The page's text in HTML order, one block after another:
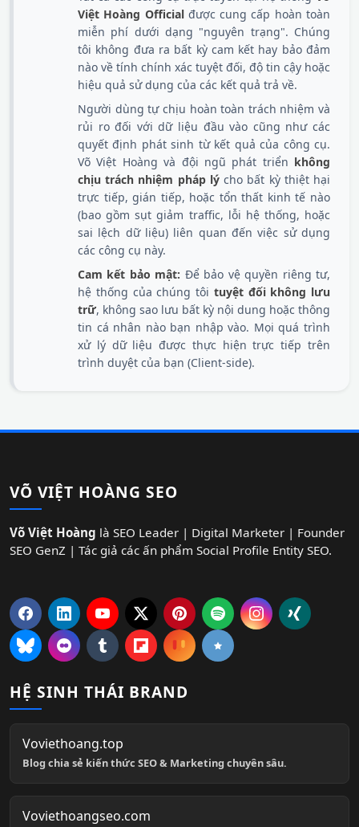
Việt Hoàng Officialđược cung cấp hoàn toàn
miễn phí dưới dạng "nguyên trạng". Chúng
tôi không đưa ra bất kỳ cam kết hay bảo đảm
nào về tính chính xác tuyệt đối, độ tin cậy hoặc
hiệu quả sử dụng của các kết quả trả về.
Người dùng tự chịu hoàn toàn trách nhiệm và
rủi ro đối với dữ liệu đầu vào cũng như các
quyết định phát sinh từ kết quả của công cụ.
Võ Việt Hoàng và đội ngũ phát triển không
chịu trách nhiệm pháp lýcho bất kỳ thiệt hại
trực tiếp, gián tiếp, hoặc tổn thất kinh tế nào
(bao gồm sụt giảm traffic, lỗi hệ thống, hoặc
sai lệch dữ liệu) liên quan đến việc sử dụng
các công cụ này.
Cam kết bảo mật: Để bảo vệ quyền riêng tư,
hệ thống của chúng tôi tuyệt đối không lưu
trữ, không sao lưu bất kỳ nội dung hoặc thông
tin cá nhân nào bạn nhập vào. Mọi quá trình
xử lý dữ liệu được thực hiện trực tiếp trên
trình duyệt của bạn (Client-side).
VÕ VIỆT HOÀNG SEO
Võ Việt Hoàng là SEO Leader | Digital Marketer | Founder
SEO GenZ | Tác giả các ấn phẩm Social Profile Entity SEO.
HỆ SINH THÁI BRAND
Voviethoang.top
Blog chia sẻ kiến thức SEO & Marketing chuyên sâu.
Voviethoangseo.com